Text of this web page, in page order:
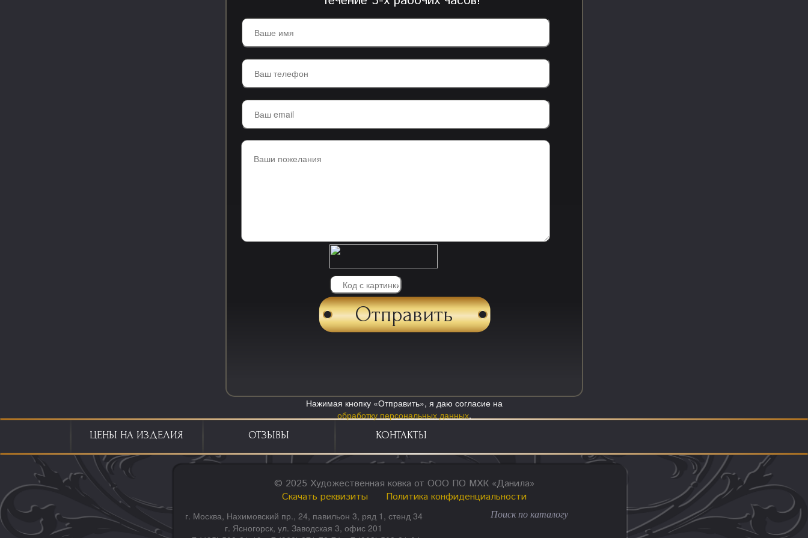
Нажимая кнопку «Отправить», я даю согласие на
обработку персональных данных.
ЦЕНЫ НА ИЗДЕЛИЯ ОТЗЫВЫ КОНТАКТЫ
© 2025 Художественная ковка от ООО ПО МХК «Данила»
Скачать реквизиты
Политика конфиденциальности
г. Москва, Нахимовский пр., 24, павильон 3, ряд 1, стенд 34
г. Ясногорск, ул. Заводская 3, офис 201